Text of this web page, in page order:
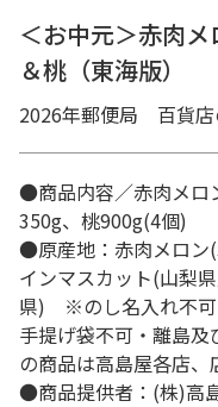
＜お中元＞赤肉
＆桃（東海版）
2026年郵便局 百貨店
●商品内容／赤肉メロ
350g、桃900g(4個)
●原産地：赤肉メロン
インマスカット(山梨
県) ※のし名入れ不可
手提げ袋不可・離島
の商品は高島屋各店
●商品提供者：(株)高